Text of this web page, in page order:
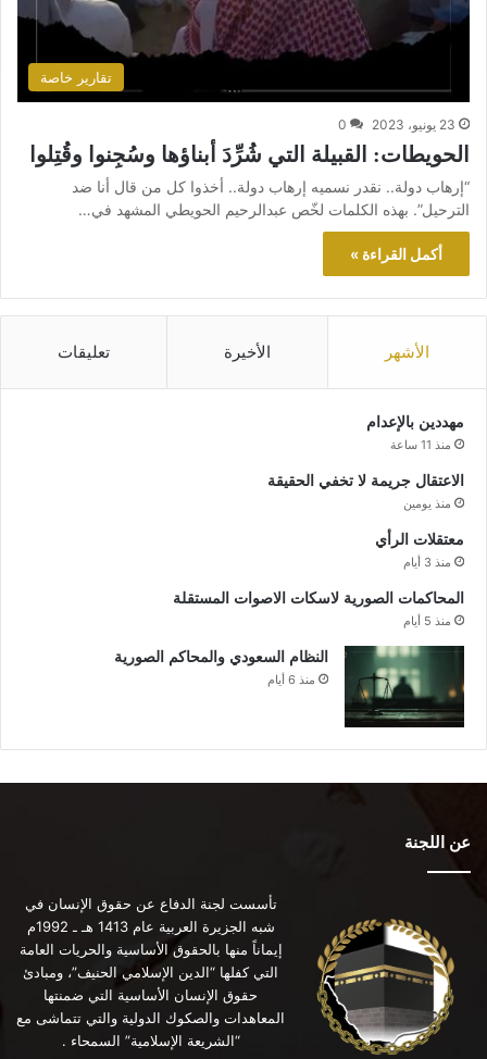
تقارير خاصة
23 يونيو، 2023 0
الحويطات: القبيلة التي شُرِّدَ أبناؤها وسُجِنوا وقُتِلوا
“إرهاب دولة.. نقدر نسميه إرهاب دولة.. أخذوا كل من قال أنا ضد
الترحيل”. بهذه الكلمات لخّص عبدالرحيم الحويطي المشهد في…
أكمل القراءة »
الأشهر الأخيرة تعليقات
مهددين بالإعدام
منذ 11 ساعة
الاعتقال جريمة لا تخفي الحقيقة
منذ يومين
معتقلات الرأي
منذ 3 أيام
المحاكمات الصورية لاسكات الاصوات المستقلة
منذ 5 أيام
النظام السعودي والمحاكم الصورية
منذ 6 أيام
عن اللجنة
تأسست لجنة الدفاع عن حقوق الإنسان في
شبه الجزيرة العربية عام 1413 هـ ـ 1992م
إيماناً منها بالحقوق الأساسية والحريات العامة
التي كفلها “الدين الإسلامي الحنيف”، ومبادئ
حقوق الإنسان الأساسية التي ضمنتها
المعاهدات والصكوك الدولية والتي تتماشى مع
“الشريعة الإسلامية” السمحاء .